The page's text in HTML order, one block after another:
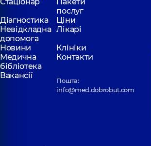
послуг
Діагностика
Ціни
Невідкладна
допомога
Лікарі
Новини
Клініки
Медична
бібліотека
Контакти
Вакансії
Пошта:
info@med.dobrobut.com